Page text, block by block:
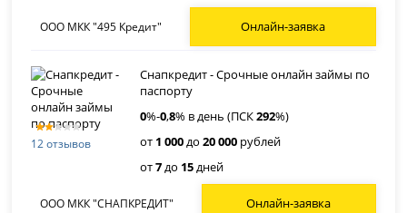
ООО МКК "495 Кредит" Онлайн-заявка
12 отзывов
Снапкредит - Срочные онлайн займы по
паспорту
0%-0,8% в день (ПСК292%)
от 1 000до20 000 рублей
от7до 15дней
ООО МКК "СНАПКРЕДИТ" Онлайн-заявка